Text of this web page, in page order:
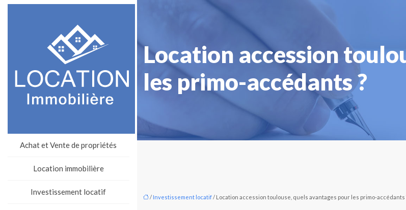
Achat et Vente de propriétés
Location immobilière
Investissement locatif
Location accession
les primo-accédants ?
/ Investissement locatif/ Location accession toulouse, quels avantages pour les primo-accédants